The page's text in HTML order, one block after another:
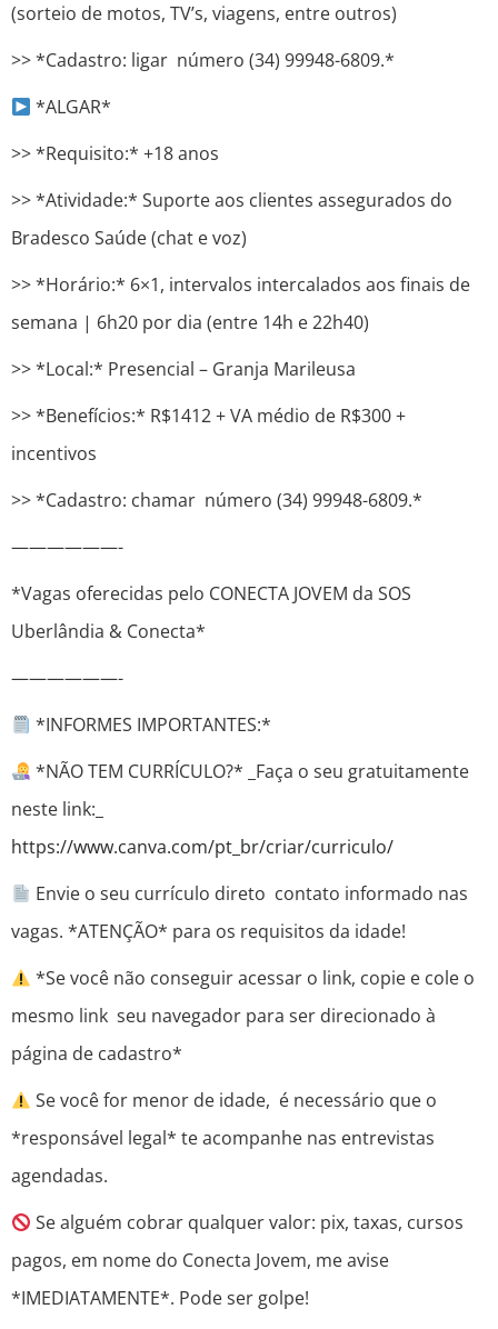
(sorteio de motos, TV’s, viagens, entre outros)
>> *Cadastro: ​​ligar número (34) 99948-6809.*
*ALGAR*
>> *Requisito:* +18 anos
>> *Atividade:* Suporte aos clientes assegurados do
Bradesco Saúde (chat e voz)
>> *Horário:* 6×1, intervalos intercalados aos finais de
semana | 6h20 por dia (entre 14h e 22h40)
>> *Local:* Presencial – Granja Marileusa
>> *Benefícios:* R$1412 + VA médio de R$300 +
incentivos
>> *Cadastro: ​​chamar número (34) 99948-6809.*
——————-
*Vagas oferecidas pelo CONECTA JOVEM da SOS
Uberlândia & Conecta*
——————-
*INFORMES IMPORTANTES:*
*NÃO TEM CURRÍCULO?* _Faça o seu gratuitamente
neste link:_
https://www.canva.com/pt_br/criar/curriculo/
Envie o seu currículo direto contato informado nas
vagas. *ATENÇÃO* para os requisitos da idade!
*Se você não conseguir acessar o link, copie e cole o
mesmo link seu navegador para ser direcionado à
página de cadastro*
Se você for menor de idade, é necessário que o
*responsável legal* te acompanhe nas entrevistas
agendadas.
Se alguém cobrar qualquer valor: pix, taxas, cursos
pagos, em nome do Conecta Jovem, me avise
*IMEDIATAMENTE*. Pode ser golpe!